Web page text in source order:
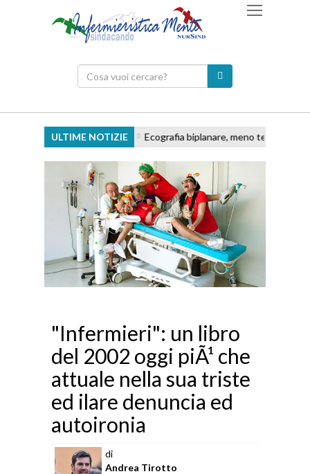
ULTIME NOTIZIEEcografia biplanare, meno tentativi e
"Infermieri": un libro
del 2002 oggi piÃ¹ che
attuale nella sua triste
ed ilare denuncia ed
autoironia
di
Andrea Tirotto